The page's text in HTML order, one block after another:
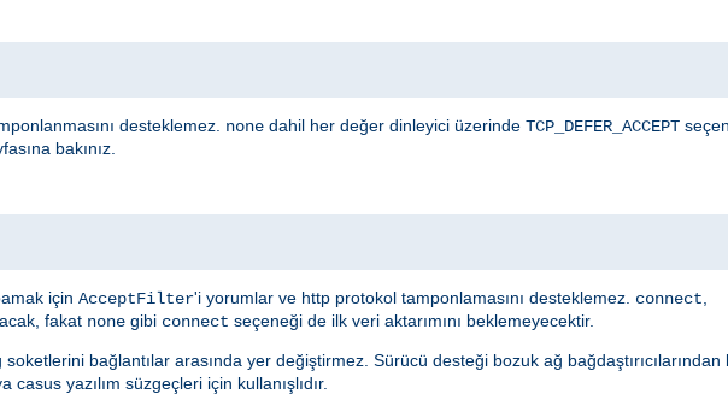
desteklemez. none dahil her değer dinleyici üzerinde TCP_DEFER_ACCEPT
bakınız.
için AcceptFilter'i yorumlar ve http protokol tamponlamasını desteklemez. connect
fakat none gibi connect seçeneği de ilk veri aktarımını beklemeyecektir.
soketlerini bağlantılar arasında yer değiştirmez. Sürücü desteği bozuk ağ bağdaştırıcılarından
yazılım süzgeçleri için kullanışlıdır.